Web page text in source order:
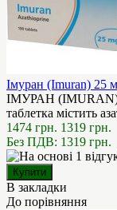
Імуран (Imuran) 25
ІМУРАН (IMURAN)
таблетка містить
1474 грн. 1319 грн.
Без ПДВ: 1319 грн.
В закладки
До порівняння